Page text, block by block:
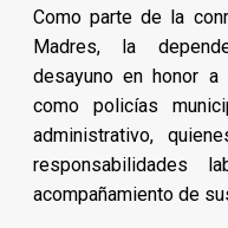
Como parte de la
Madres, la
desayuno en honor a
como policías
administrativo,
responsabilidades
acompañamiento de